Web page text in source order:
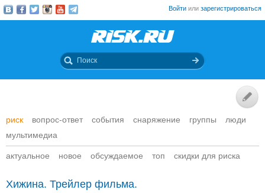
Войти или зарегистрироваться
риск вопрос-ответ события снаряжение группы
люди
мультимедиа
актуальное новое обсуждаемое топ скидки для риска
Хижина. Трейлер фильма.